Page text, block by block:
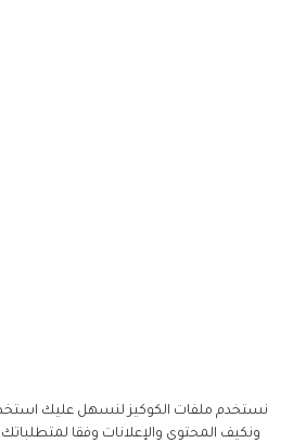
نستخدم ملفات الكوكيز لنسهل عليك
ونكيف المحتوى والإعلانات وفقا